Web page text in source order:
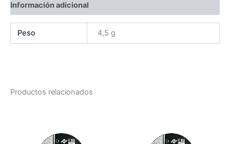
Información adicional
Peso 4,5 g
Productos relacionados